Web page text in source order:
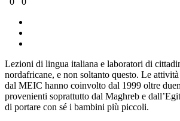
Lezioni di lingua italiana e laboratori di
nordafricane, e non soltanto questo. Le
dal MEIC hanno coinvolto dal 1999 oltre
provenienti soprattutto dal Maghreb e
di portare con sé i bambini più piccoli.